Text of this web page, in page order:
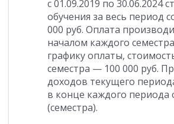
с 01.09.2019 по 30.06.2024
обучения за весь период
000 руб. Оплата
началом каждого
графику оплаты,
семестра — 100 000 руб.
доходов текущего
в конце каждого периода
(семестра).